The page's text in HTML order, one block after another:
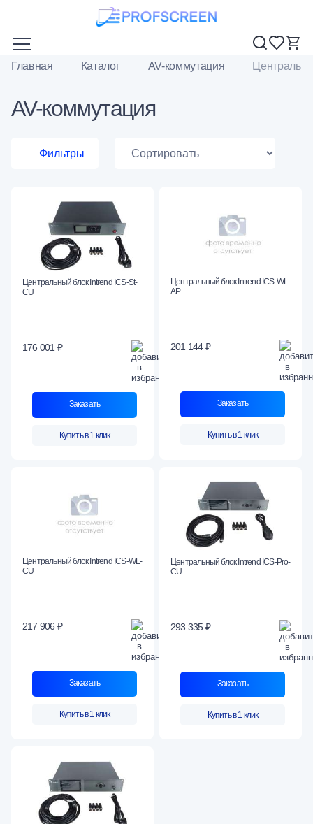
Главная Каталог AV-коммутация
AV-коммутация
Фильтры
Центральный блок Intrend ICS-St-
CU
176 001 ₽
Заказать
Купить в 1 клик
Центральный блок Intrend ICS-WL-
AP
201 144 ₽
Заказать
Купить в 1 клик
Центральный блок Intrend ICS-WL-
CU
217 906 ₽
Заказать
Купить в 1 клик
Центральный блок Intrend ICS-Pro-
CU
293 335 ₽
Заказать
Купить в 1 клик